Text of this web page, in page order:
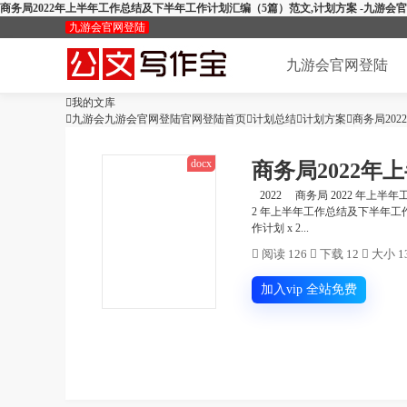
商务局2022年上半年工作总结及下半年工作计划汇编（5篇）范文,计划方案 -九游会
九游会官网登陆
九游会官网登陆
加入会员
我的文库
九游会九游会官网登陆官网登陆首页计划总结计划方案商务局
docx 商务局2022年
2022 商务局 2022 年上半年
2 年上半年工作总结及下半年工
作计划 x 2...
 阅读 126  下载 12  大小
加入vip 全站免费